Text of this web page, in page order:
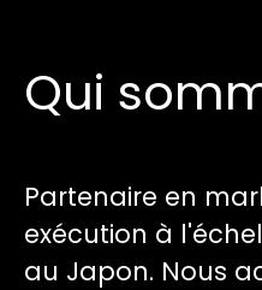
Qui
Partenaire en
exécution à
au Japon. Nous